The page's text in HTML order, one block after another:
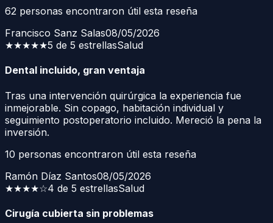
62 personas encontraron útil esta reseña
Francisco Sanz Salas08/05/2026
★★★★★5 de 5 estrellasSalud
Dental incluido, gran ventaja
Tras una intervención quirúrgica la experiencia fue
inmejorable. Sin copago, habitación individual y
seguimiento postoperatorio incluido. Mereció la pena la
inversión.
10 personas encontraron útil esta reseña
Ramón Díaz Santos08/05/2026
★★★★☆4 de 5 estrellasSalud
Cirugía cubierta sin problemas